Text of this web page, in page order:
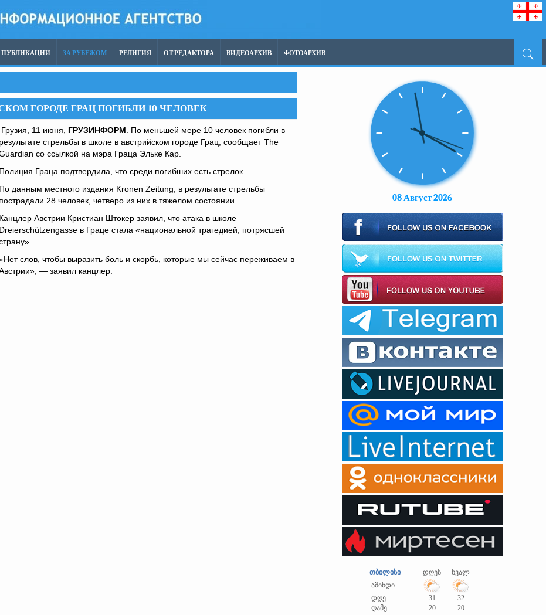
ПУБЛИКАЦИИ ЗА РУБЕЖОМ РЕЛИГИЯ ОТ РЕДАКТОРА ВИДЕОАРХИВ ФОТОАРХИВ
ГОРОДЕ ГРАЦ ПОГИБЛИ 10 ЧЕЛОВЕК
Грузия, 11 июня, ГРУЗИНФОРМ . По меньшей мере 10 человек погибли в
результате стрельбы в школе в австрийском городе Грац, сообщает The
со ссылкой на мэра Граца Эльке Кар.
Полиция Граца подтвердила, что среди погибших есть стрелок.
По данным местного издания Kronen Zeitung, в результате стрельбы
пострадали 28 человек, четверо из них в тяжелом состоянии.
Канцлер Австрии Кристиан Штокер заявил, что атака в школе
Dreierschützengasse в Граце стала «национальной трагедией, потрясшей
слов, чтобы выразить боль и скорбь, которые мы сейчас переживаем в
— заявил канцлер.
08 Август 2026
თბილისი დღეს
ხვალ
ამინდი
დღე
31
32
ღამე
20 20